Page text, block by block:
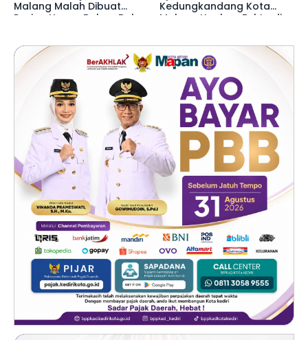
Malang Malah Dibuat
Pusing Harga Bahan Baku
Kedungkandang Kota
Malang Ungkap Fakta di